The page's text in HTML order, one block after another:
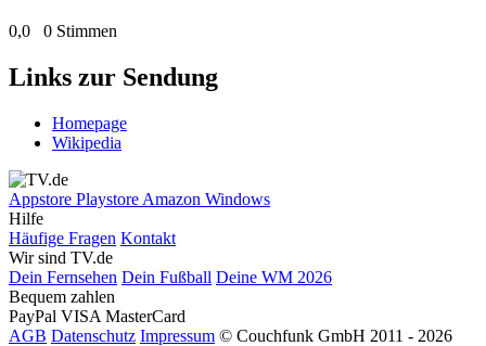
0,0 0 Stimmen
Links zur Sendung
Homepage
Wikipedia
Appstore Playstore Amazon Windows
Hilfe
Häufige Fragen Kontakt
Wir sind TV.de
Dein Fernsehen Dein Fußball Deine WM 2026
Bequem zahlen
PayPal VISA MasterCard
AGB Datenschutz Impressum © Couchfunk GmbH 2011 - 2026